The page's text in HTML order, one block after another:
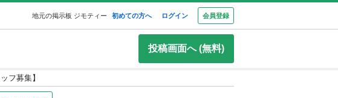
地元の掲示板 ジモティー 初めての方へ ログイン 会員登録
投稿画面へ (無料)
フ募集】